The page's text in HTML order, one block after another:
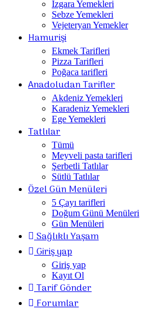
Izgara Yemekleri
Sebze Yemekleri
Vejeteryan Yemekler
Hamurişi
Ekmek Tarifleri
Pizza Tarifleri
Poğaca tarifleri
Anadoludan Tarifler
Akdeniz Yemekleri
Karadeniz Yemekleri
Ege Yemekleri
Tatlılar
Tümü
Meyveli pasta tarifleri
Şerbetli Tatlılar
Sütlü Tatlılar
Özel Gün Menüleri
5 Çayı tarifleri
Doğum Günü Menüleri
Gün Menüleri
Sağlıklı Yaşam
Giriş yap
Giriş yap
Kayıt Ol
Tarif Gönder
Forumlar